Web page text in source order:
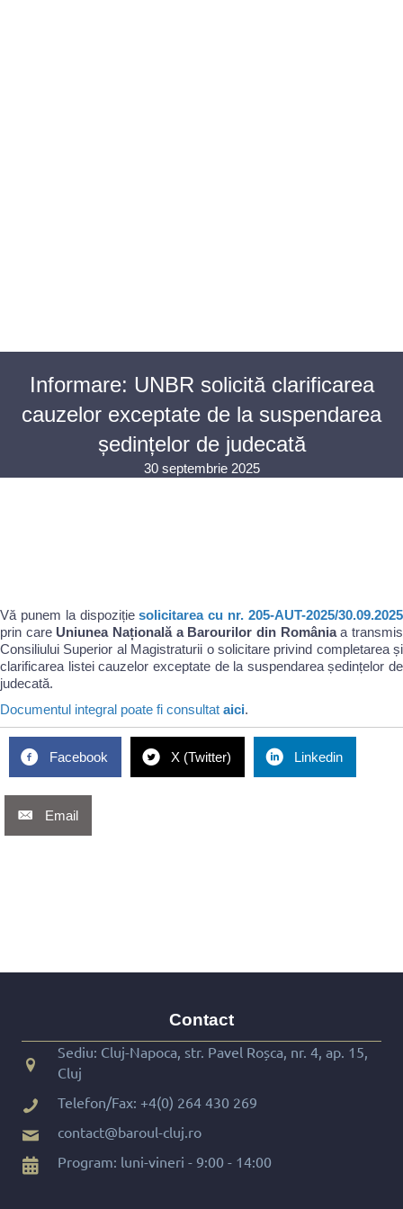
Informare: UNBR solicită clarificarea
cauzelor exceptate de la suspendarea
ședințelor de judecată
30 septembrie 2025
Vă punem la dispozițiesolicitarea cu nr. 205-AUT-2025/30.09.2025
prin care Uniunea Națională a Barourilor din Româniaa transmis
Consiliului Superior al Magistraturii o solicitare privind completarea și
clarificarea listei cauzelor exceptate de la suspendarea ședințelor de
judecată.
Documentul integral poate fi consultat aici.
Facebook X (Twitter) Linkedin
Email
Contact
Sediu: Cluj-Napoca, str. Pavel Roșca, nr. 4, ap. 15,
Cluj
Telefon/Fax: +4(0) 264 430 269
contact@baroul-cluj.ro
Program: luni-vineri - 9:00 - 14:00